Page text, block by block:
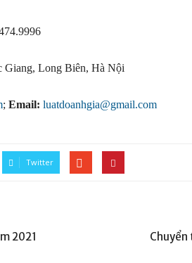
Long Biên, Hà Nội
; Email: luatdoanhgia@gmail.com
Twitter
2021 Chuyển